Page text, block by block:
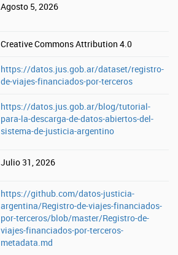
Agosto 5, 2026
Creative Commons Attribution 4.0
https://datos.jus.gob.ar/dataset/registro-
de-viajes-financiados-por-terceros
https://datos.jus.gob.ar/blog/tutorial-
para-la-descarga-de-datos-abiertos-del-
sistema-de-justicia-argentino
Julio 31, 2026
https://github.com/datos-justicia-
argentina/Registro-de-viajes-financiados-
por-terceros/blob/master/Registro-de-
viajes-financiados-por-terceros-
metadata.md